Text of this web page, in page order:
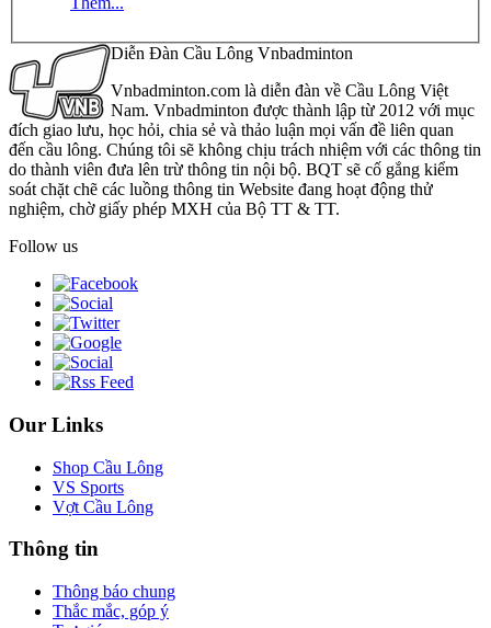
Diễn Đàn Cầu Lông Vnbadminton
Vnbadminton.com là diễn đàn về Cầu Lông Việt
Nam. Vnbadminton được thành lập từ 2012 với mục
đích giao lưu, học hỏi, chia sẻ và thảo luận mọi vấn đề liên quan
đến cầu lông. Chúng tôi sẽ không chịu trách nhiệm với các thông tin
do thành viên đưa lên trừ thông tin nội bộ. BQT sẽ cố gắng kiểm
soát chặt chẽ các luồng thông tin Website đang hoạt động thử
nghiệm, chờ giấy phép MXH của Bộ TT & TT.
Follow us
Our Links
Shop Cầu Lông
VS Sports
Vợt Cầu Lông
Thông tin
Thông báo chung
Thắc mắc, góp ý